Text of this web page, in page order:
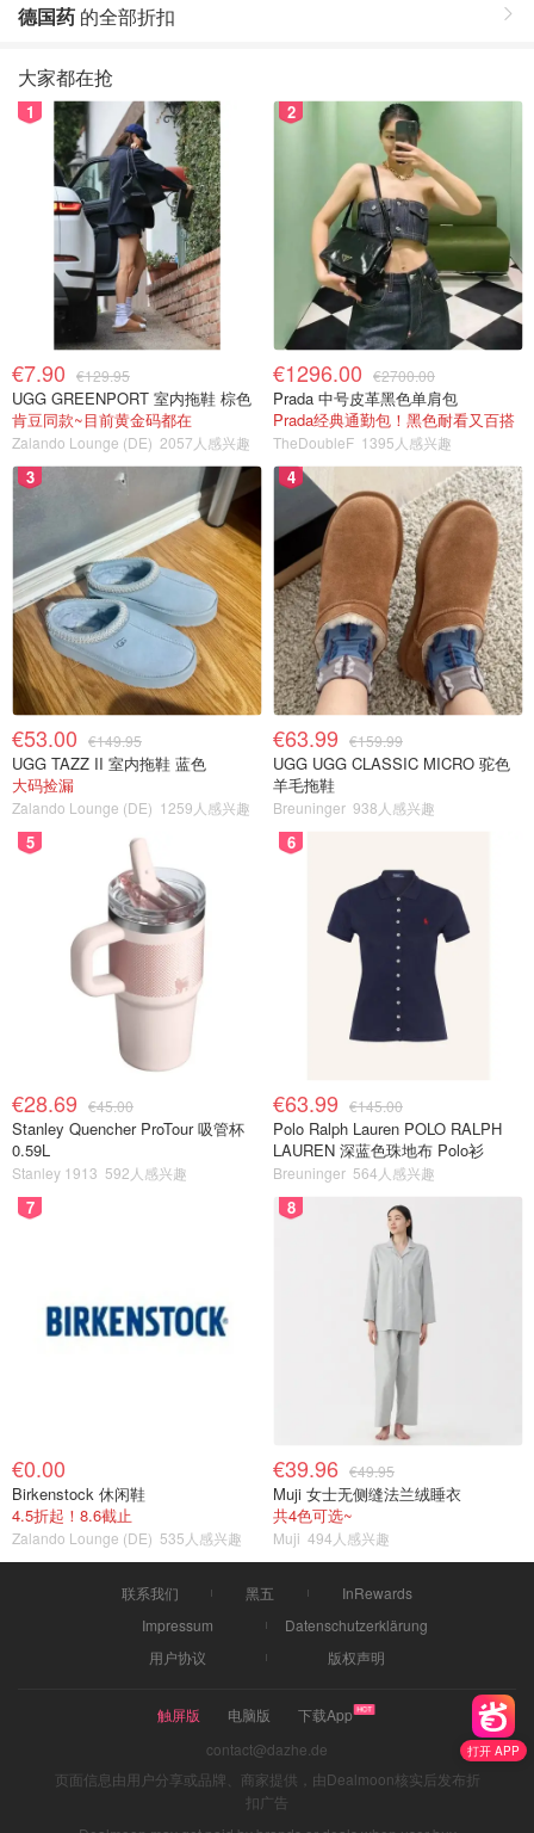
德国药 的全部折扣
打开 APP
大家都在抢
1
€7.90 €129.95
UGG GREENPORT 室内拖鞋 棕色
肯豆同款~目前黄金码都在
Zalando Lounge (DE) 2057人感兴趣
2
€1296.00 €2700.00
Prada 中号皮革黑色单肩包
Prada经典通勤包！黑色耐看又百搭
TheDoubleF 1395人感兴趣
3
€53.00 €149.95
UGG TAZZ II 室内拖鞋 蓝色
大码捡漏
Zalando Lounge (DE) 1259人感兴趣
4
€63.99 €159.99
UGG UGG CLASSIC MICRO 驼色
羊毛拖鞋
Breuninger 938人感兴趣
5
€28.69 €45.00
Stanley Quencher ProTour 吸管杯
0.59L
Stanley 1913 592人感兴趣
6
€63.99 €145.00
Polo Ralph Lauren POLO RALPH
LAUREN 深蓝色珠地布 Polo衫
Breuninger 564人感兴趣
7
€0.00
Birkenstock 休闲鞋
4.5折起！8.6截止
Zalando Lounge (DE) 535人感兴趣
8
€39.96 €49.95
Muji 女士无侧缝法兰绒睡衣
共4色可选~
Muji 494人感兴趣
联系我们 黑五
InRewards
Impressum
Datenschutzerklärung
用户协议
版权声明
触屏版 电脑版
下载App
contact@dazhe.de
页面信息由用户分享或品牌、商家提供，由Dealmoon核实后发布折
扣广告